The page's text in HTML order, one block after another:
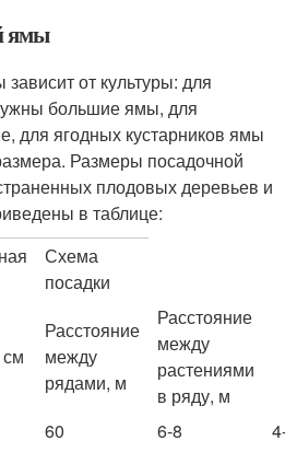
ямы
от культуры: для
большие ямы, для
для ягодных кустарников ямы
Размеры посадочной
плодовых деревьев и
в таблице:
Схема
посадки
Расстояние
между
рядами, м
Расстояние
между
растениями
в ряду, м
60 6-8